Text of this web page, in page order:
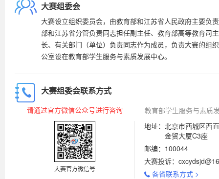
大赛组委会
大赛设立组织委员会，由教育部和江苏省人民政府主要负
部和江苏省分管负责同志担任副主任、教育部高等教育司
长、有关部门（单位）负责同志作为成员，负责大赛的组
公室设在教育部学生服务与素质发展中心。
大赛组委会联系方式
教育部学生服务与素质
请通过官方微信公众号进行咨询
大赛官方微信号
地址：北京市西城区西
金贸大厦C3座
邮编：100044
大赛投诉：
各省联系方式 >